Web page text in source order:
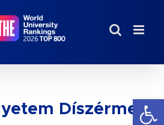
Díszérme